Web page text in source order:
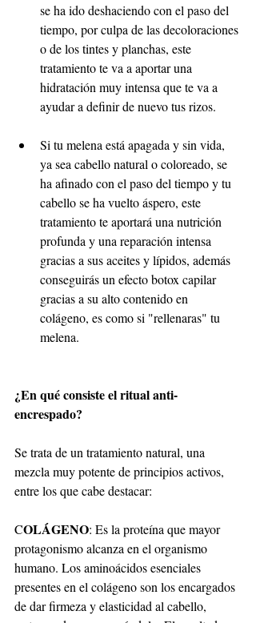
se ha ido deshaciendo con el paso del
tiempo, por culpa de las decoloraciones
o de los tintes y planchas, este
tratamiento te va a aportar una
hidratación muy intensa que te va a
ayudar a definir de nuevo tus rizos.
Si tu melena está apagada y sin vida,
ya sea cabello natural o coloreado, se
ha afinado con el paso del tiempo y tu
cabello se ha vuelto áspero, este
tratamiento te aportará una nutrición
profunda y una reparación intensa
gracias a sus aceites y lípidos, además
conseguirás un efecto botox capilar
gracias a su alto contenido en
colágeno, es como si "rellenaras" tu
melena.
¿En qué consiste el ritual anti-
encrespado?
Se trata de un tratamiento natural, una
mezcla muy potente de principios activos,
entre los que cabe destacar:
COLÁGENO: Es la proteína que mayor
protagonismo alcanza en el organismo
humano. Los aminoácidos esenciales
presentes en el colágeno son los encargados
de dar firmeza y elasticidad al cabello,